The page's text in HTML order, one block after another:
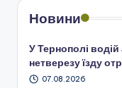
Новини
У Тернополі
нетверезу їзду
07.08.2026